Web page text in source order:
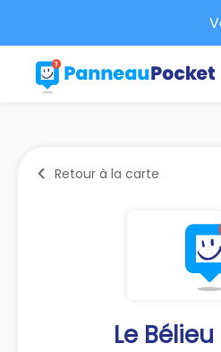
Retour à la carte
Le